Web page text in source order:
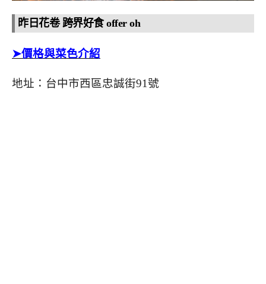
昨日花卷 跨界好食 offer oh
➤價格與菜色介紹
地址：台中市西區忠誠街91號